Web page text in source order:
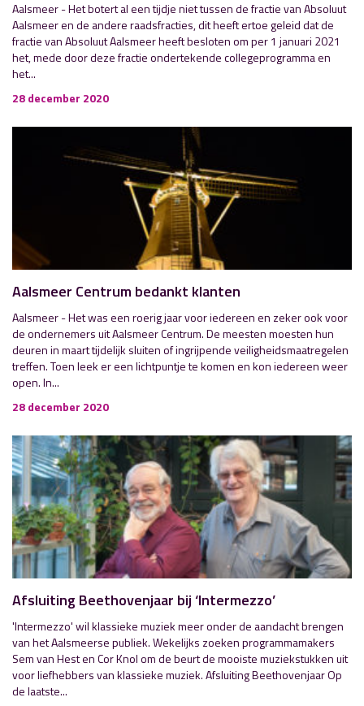
Aalsmeer - Het botert al een tijdje niet tussen de fractie van Absoluut
Aalsmeer en de andere raadsfracties, dit heeft ertoe geleid dat de
fractie van Absoluut Aalsmeer heeft besloten om per 1 januari 2021
het, mede door deze fractie ondertekende collegeprogramma en
het...
28 december 2020
Aalsmeer Centrum bedankt klanten
Aalsmeer - Het was een roerig jaar voor iedereen en zeker ook voor
de ondernemers uit Aalsmeer Centrum. De meesten moesten hun
deuren in maart tijdelijk sluiten of ingrijpende veiligheidsmaatregelen
treffen. Toen leek er een lichtpuntje te komen en kon iedereen weer
open. In...
28 december 2020
Afsluiting Beethovenjaar bij ‘Intermezzo’
'Intermezzo' wil klassieke muziek meer onder de aandacht brengen
van het Aalsmeerse publiek. Wekelijks zoeken programmamakers
Sem van Hest en Cor Knol om de beurt de mooiste muziekstukken uit
voor liefhebbers van klassieke muziek. Afsluiting Beethovenjaar Op
de laatste...